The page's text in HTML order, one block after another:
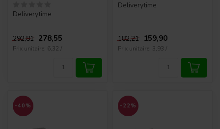
Deliverytime
292,81 278,55
Prix unitaire: 6,32 /
Deliverytime
182,21 159,90
Prix unitaire: 3,93 /
-40% -22%